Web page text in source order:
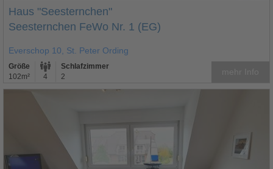
Haus "Seesternchen"
Seesternchen FeWo Nr. 1 (EG)
Everschop 10, St. Peter Ording
Größe
102m²
4
Schlafzimmer
2